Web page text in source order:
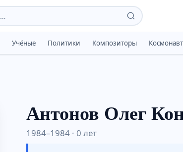
Учёные Политики Композиторы
Антонов Олег
1984–1984 · 0 лет